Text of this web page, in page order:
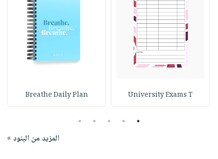
University Exams T
Breathe Daily Plan
1
2
3
4
5
المزيد من البنود »